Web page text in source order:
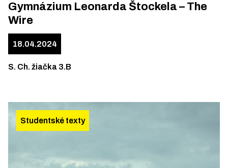
Gymnázium Leonarda Štockela – The
Wire
18.04.2024
S. Ch. žiačka 3.B
Studentské texty